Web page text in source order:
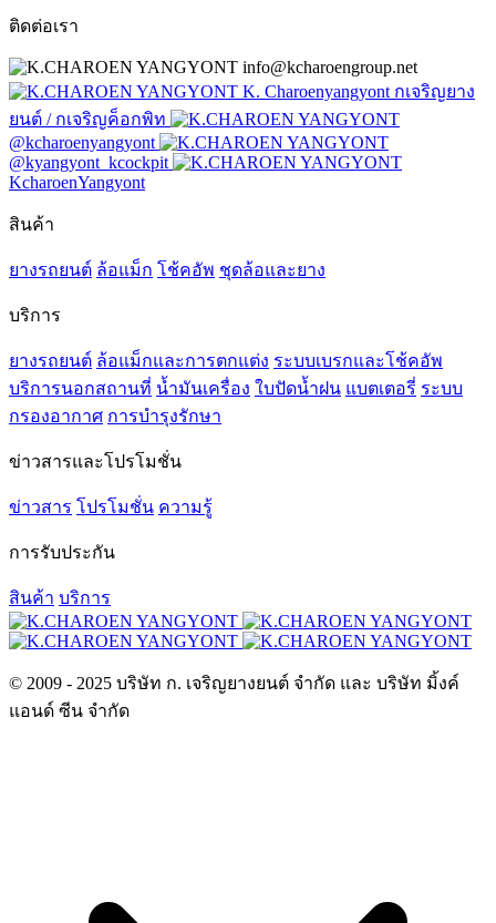
ติดต่อเรา
info@kcharoengroup.net
K. Charoenyangyont กเจริญยาง
ยนต์ / กเจริญค็อกพิท
@kcharoenyangyont
@kyangyont_kcockpit
KcharoenYangyont
สินค้า
ยางรถยนต์ ล้อแม็ก โช้คอัพ ชุดล้อและยาง
บริการ
ยางรถยนต์ ล้อแม็กและการตกแต่ง ระบบเบรกและโช้คอัพ
บริการนอกสถานที่ น้ำมันเครื่อง ใบปัดน้ำฝน แบตเตอรี่ ระบบ
กรองอากาศ การบำรุงรักษา
ข่าวสารและโปรโมชั่น
ข่าวสาร โปรโมชั่น ความรู้
การรับประกัน
สินค้า บริการ
© 2009 - 2025 บริษัท ก. เจริญยางยนต์ จำกัด และ บริษัท มิ้งค์
แอนด์ ซีน จำกัด